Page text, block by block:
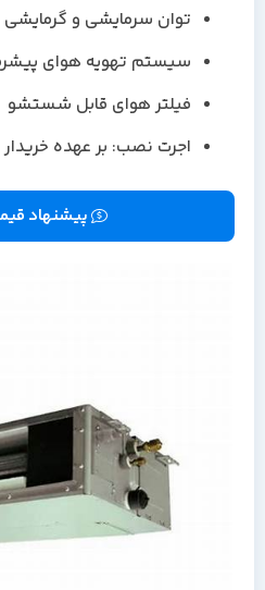
توان سرمایشی و گرمایشی
سیستم تهویه هوای
فیلتر هوای قابل شستشو
اجرت نصب: بر عهده خریدار
پیشنهاد